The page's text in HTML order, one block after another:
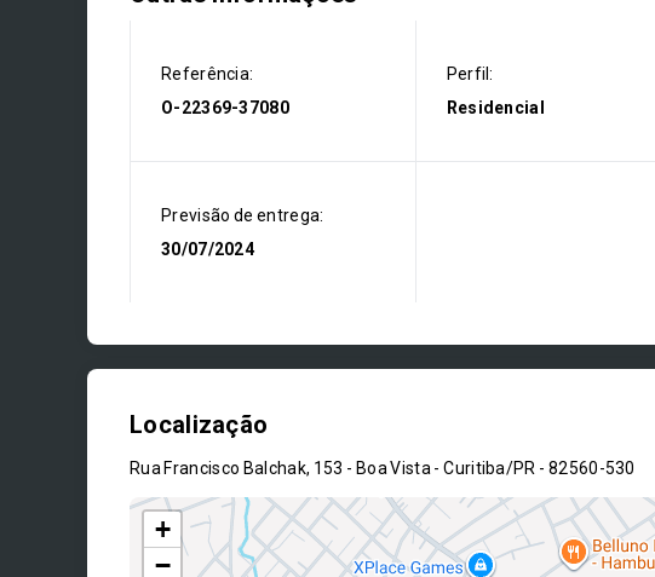
Referência:
O-22369-37080
Perfil:
Residencial
Previsão de entrega:
30/07/2024
Localização
Rua Francisco Balchak, 153 - Boa Vista - Curitiba/PR - 82560-530
+
−